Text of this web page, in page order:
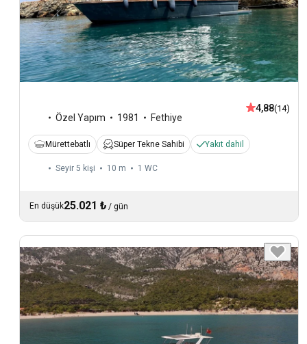
Özel Yapım 1981 Fethiye
4,88(14)
Mürettebatlı Süper Tekne Sahibi Yakıt dahil
Seyir 5 kişi 10 m 1 WC
En düşük25.021 ₺ / gün